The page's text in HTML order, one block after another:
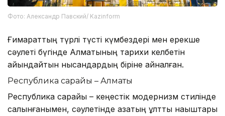
Фото: Александр Павский/ Kazinform
Ғимараттың түрлі түсті күмбездері мен ерекше
сәулеті бүгінде Алматының тарихи келбетін
айқындайтын нысандардың біріне айналған.
Республика сарайы – Алматы
Республика сарайы – кеңестік модернизм стилінде
салынғанымен, сәулетінде қазақтың ұлттық нақыштары